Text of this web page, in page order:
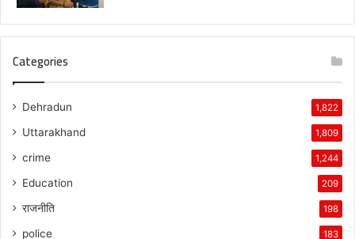
Categories
Dehradun 1,822
Uttarakhand 1,809
crime 1,244
Education 209
राजनीति 198
police 183